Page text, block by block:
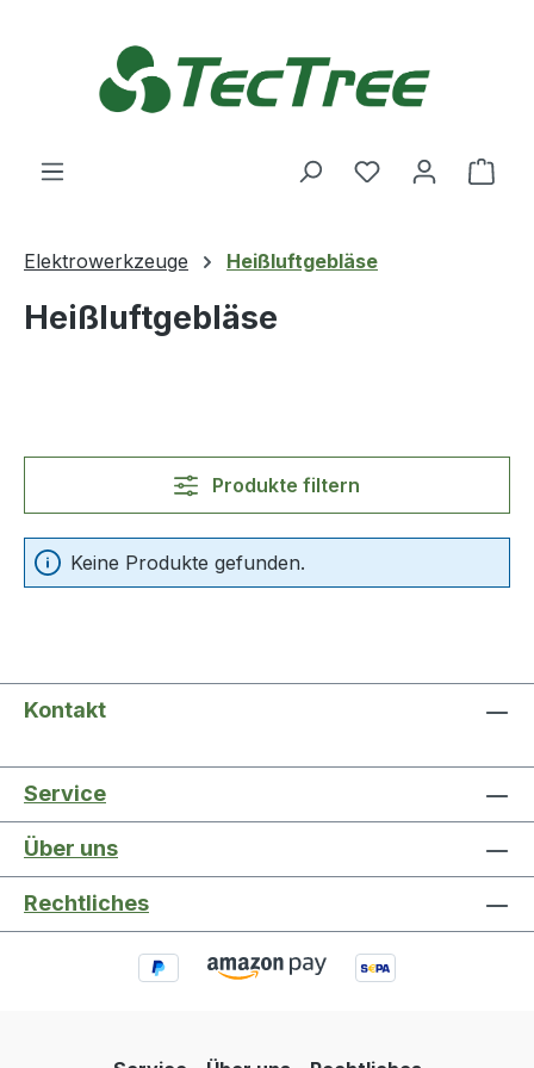
Du hast 0
Elektrowerkzeuge Heißluftgebläse
Heißluftgebläse
Produkte filtern
Keine Produkte gefunden.
Kontakt
Service
Über uns
Rechtliches